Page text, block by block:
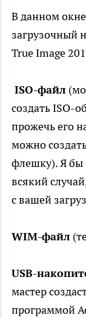
В данном
загрузочный
True Image
ISO-файл
создать ISO-
прожечь его
можно
флешку). Я бы
всякий
с вашей
WIM-файл
USB-
мастер
программой